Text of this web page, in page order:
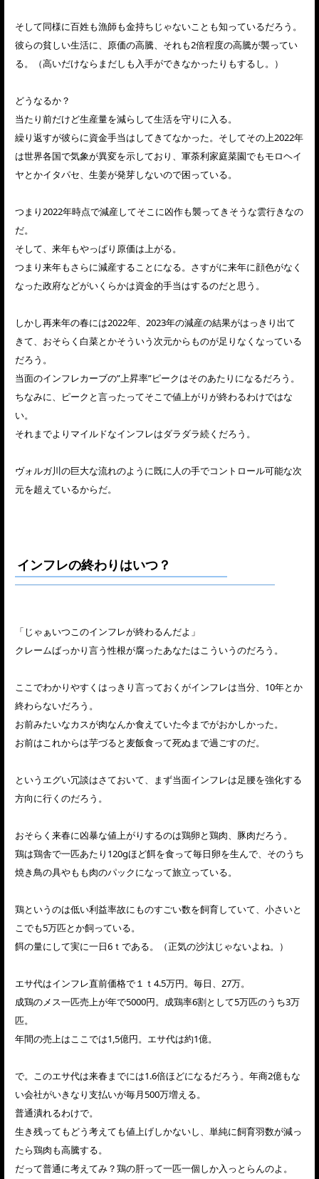
そして同様に百姓も漁師も金持ちじゃないことも知っているだろう。
彼らの貧しい生活に、原価の高騰、それも2倍程度の高騰が襲ってい
る。（高いだけならまだしも入手ができなかったりもするし。）
どうなるか？
当たり前だけど生産量を減らして生活を守りに入る。
繰り返すが彼らに資金手当はしてきてなかった。そしてその上2022年
は世界各国で気象が異変を示しており、軍荼利家庭菜園でもモロヘイ
ヤとかイタパセ、生姜が発芽しないので困っている。
つまり2022年時点で減産してそこに凶作も襲ってきそうな雲行きなの
だ。
そして、来年もやっぱり原価は上がる。
つまり来年もさらに減産することになる。さすがに来年に顔色がなく
なった政府などがいくらかは資金的手当はするのだと思う。
しかし再来年の春には2022年、2023年の減産の結果がはっきり出て
きて、おそらく白菜とかそういう次元からものが足りなくなっている
だろう。
当面のインフレカーブの”上昇率”ピークはそのあたりになるだろう。
ちなみに、ピークと言ったってそこで値上がりが終わるわけではな
い。
それまでよりマイルドなインフレはダラダラ続くだろう。
ヴォルガ川の巨大な流れのように既に人の手でコントロール可能な次
元を超えているからだ。
インフレの終わりはいつ？
「じゃぁいつこのインフレが終わるんだよ」
クレームばっかり言う性根が腐ったあなたはこういうのだろう。
ここでわかりやすくはっきり言っておくがインフレは当分、10年とか
終わらないだろう。
お前みたいなカスが肉なんか食えていた今までがおかしかった。
お前はこれからは芋づると麦飯食って死ぬまで過ごすのだ。
というエグい冗談はさておいて、まず当面インフレは足腰を強化する
方向に行くのだろう。
おそらく来春に凶暴な値上がりするのは鶏卵と鶏肉、豚肉だろう。
鶏は鶏舎で一匹あたり120gほど餌を食って毎日卵を生んで、そのうち
焼き鳥の具やもも肉のパックになって旅立っている。
鶏というのは低い利益率故にものすごい数を飼育していて、小さいと
こでも5万匹とか飼っている。
餌の量にして実に一日6ｔである。（正気の沙汰じゃないよね。）
エサ代はインフレ直前価格で１ｔ4.5万円。毎日、27万。
成鶏のメス一匹売上が年で5000円。成鶏率6割として5万匹のうち3万
匹。
年間の売上はここでは1,5億円。エサ代は約1億。
で。このエサ代は来春までには1.6倍ほどになるだろう。年商2億もな
い会社がいきなり支払いが毎月500万増える。
普通潰れるわけで。
生き残ってもどう考えても値上げしかないし、単純に飼育羽数が減っ
たら鶏肉も高騰する。
だって普通に考えてみ？鶏の肝って一匹一個しか入っとらんのよ。